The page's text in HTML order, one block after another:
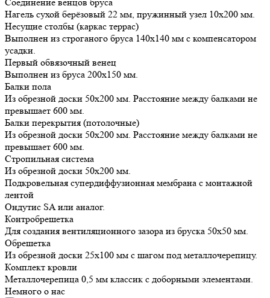
Соединение венцов бруса
Нагель сухой берёзовый 22 мм, пружинный узел 10х200 мм.
Несущие столбы (каркас террас)
Выполнен из строганого бруса 140х140 мм с компенсатором
усадки.
Первый обвязочный венец
Выполнен из бруса 200х150 мм.
Балки пола
Из обрезной доски 50х200 мм. Расстояние между балками не
превышает 600 мм.
Балки перекрытия (потолочные)
Из обрезной доски 50х200 мм. Расстояние между балками не
превышает 600 мм.
Стропильная система
Из обрезной доски 50х200 мм.
Подкровельная супердиффузионная мембрана с монтажной
лентой
Ондутис SA или аналог.
Контробрешетка
Для создания вентиляционного зазора из бруска 50х50 мм.
Обрешетка
Из обрезной доски 25х100 мм с шагом под металлочерепицу.
Комплект кровли
Металлочерепица 0,5 мм классик с доборными элементами.
Немного о нас